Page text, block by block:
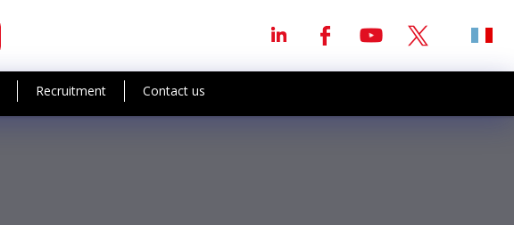
Recruitment Contact us